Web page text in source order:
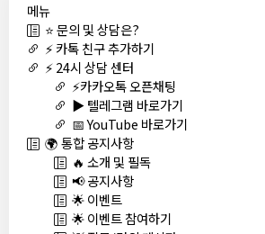
메뉴
⭐ 문의 및 상담은?
⚡ 카톡 친구 추가하기
⚡ 24시 상담 센터
⚡카카오톡 오픈채팅
▶️ 텔레그램 바로가기
📅 YouTube 바로가기
🌍 통합 공지사항
🔥 소개 및 필독
📢 공지사항
🌟 이벤트
🌟 이벤트 참여하기